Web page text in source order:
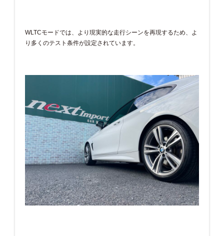
WLTCモードでは、より現実的な走行シーンを再現するため、よ
り多くのテスト条件が設定されています。